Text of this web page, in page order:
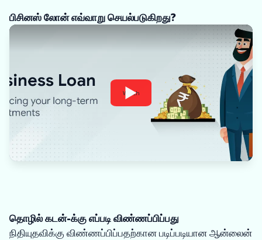
பிசினஸ் லோன் எவ்வாறு செயல்படுகிறது?
Watch
தொழில் கடன்-க்கு எப்படி விண்ணப்பிப்பது
நிதியுதவிக்கு விண்ணப்பிப்பதற்கான படிப்படியான ஆன்லைன்